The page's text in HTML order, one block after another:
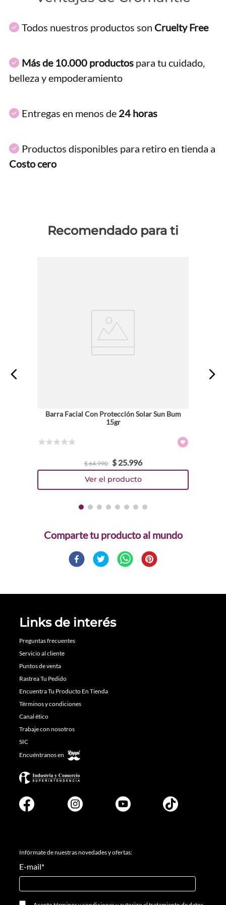
Todos nuestros productos son Cruelty Free
Más de 10.000 productos para tu cuidado,
belleza y empoderamiento
Entregas en menos de 24 horas
Productos disponibles para retiro en tienda a
Costo cero
Recomendado para ti
Barra Facial Con Protección Solar Sun Bum
15gr
$64.990 $ 25.996
Comparte
Links de interés
Preguntas frecuentes
Servicio al cliente
Puntos de venta
Rastrea Tu Pedido
Encuentra Tu Producto En Tienda
Términos y condiciones
Canal ético
Trabaje con nosotros
SIC
Encuéntranos en
Infórmate de nuestras novedades y ofertas:
E-mail*